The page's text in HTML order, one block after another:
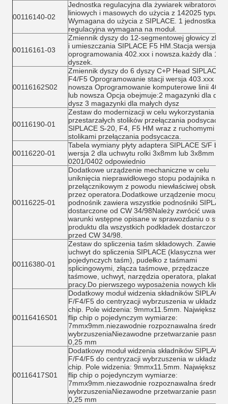
00116140-02
Jednostka regulacyjna dla żywiarek
liniowych i masowych do użycia z 142025 typu II.
Wymagana do użycia z SIPLACE. 1 jednostka
regulacyjna wymagana na moduł.
00116161-03
Zmiennik dyszy do 12-segmentowej głowicy
i umieszczania SIPLACE F5 HM.Stacja wersja
oprogramowania 402.xxx i nowsza.każdy dla 12
dyszek.
00116162S02
Zmiennik dyszy do 6 dyszy C+P Head SIPLACE
F4/F5 Oprogramowanie stacji wersja 403.xxx lub
nowsza Oprogramowanie komputerowe linii
lub nowsza Opcja obejmuje:2 magazynki dla
dysz 3 magazynki dla małych dysz
00116190-01
Zestaw do modernizacji w celu wykorzystania
przestarzałych stolików przełączania podsycacza
SIPLACE S-20, F4, F5 HM wraz z ruchomymi
stolikami przełączania podsycacza.
00116220-01
Tabela wymiany płyty adaptera SIPLACE S/F bez
wersja 2 dla uchwytu rolki 3x8mm lub 3x8mm
0201/0402 odpowiednio
00116225-01
Dodatkowe urządzenie mechaniczne w celu
uniknięcia nieprawidłowego stopu podajnika na
przełącznikowym z powodu niewłaściwej obsługi
przez operatora.Dodatkowe urządzenie mocujące
podnośnik zawiera wszystkie podnośniki
dostarczone od CW 34/98Należy zwrócić uwagę
warunki wstępne opisane w sprawozdaniu o
produktu dla wszystkich podkładek dostarczonych
przed CW 34/98.
00116380-01
Zestaw do spliczenia taśm składowych. Zawiera
uchwyt do spliczenia SIPLACE (klasyczna wersja
pojedynczych taśm), pudełko z taśmami
splicingowymi, złącza taśmowe, przędzacze
taśmowe, uchwyt, narzędzia operatora, plakat
pracy.Do pierwszego wyposażenia nowych
00116416S01
Dodatkowy moduł widzenia składników SIPLACE
F/F4/F5 do centryzacji wybrzuszenia w układzie
chip. Pole widzenia: 9mmx11.5mm. Największy
flip chip o pojedynczym wymiarze:
7mmx9mm.niezawodnie rozpoznawalna średnica
wybrzuszeniaNiezawodne przetwarzanie pasma
0,25 mm
00116417S01
Dodatkowy moduł widzenia składników SIPLACE
F/F4/F5 do centryzacji wybrzuszenia w układzie
chip. Pole widzenia: 9mmx11.5mm. Największy
flip chip o pojedynczym wymiarze:
7mmx9mm.niezawodnie rozpoznawalna średnica
wybrzuszeniaNiezawodne przetwarzanie pasma
0,25 mm